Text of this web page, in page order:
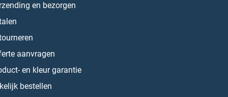
en bezorgen
aanvragen
en kleur garantie
bestellen